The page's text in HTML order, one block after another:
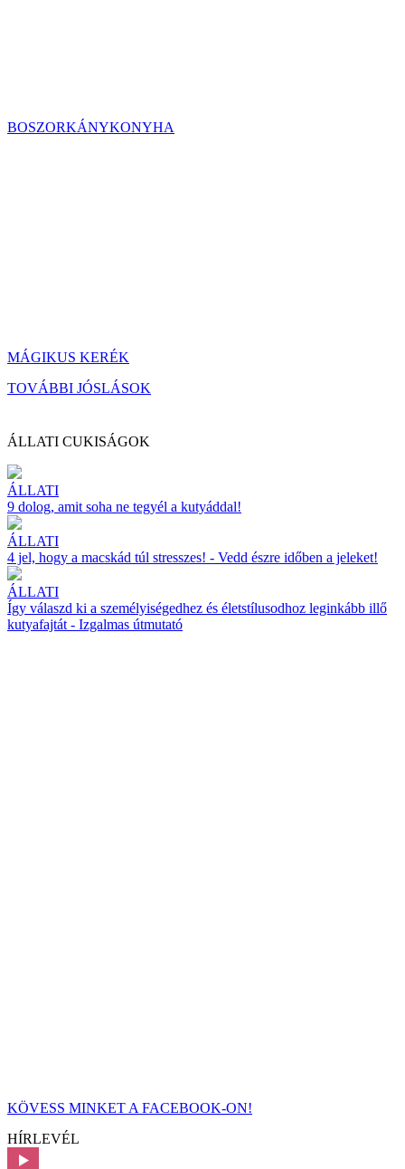
BOSZORKÁNYKONYHA
MÁGIKUS KERÉK
TOVÁBBI JÓSLÁSOK
ÁLLATI CUKISÁGOK
ÁLLATI
9 dolog, amit soha ne tegyél a kutyáddal!
ÁLLATI
4 jel, hogy a macskád túl stresszes! - Vedd észre időben a jeleket!
ÁLLATI
Így válaszd ki a személyiségedhez és életstílusodhoz leginkább illő
kutyafajtát - Izgalmas útmutató
KÖVESS MINKET A FACEBOOK-ON!
HÍRLEVÉL